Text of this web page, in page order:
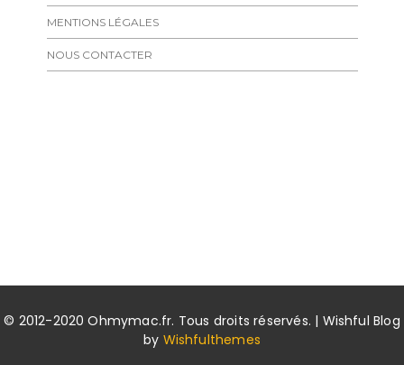
MENTIONS LÉGALES
NOUS CONTACTER
© 2012-2020 Ohmymac.fr. Tous droits réservés. | Wishful Blog
by Wishfulthemes